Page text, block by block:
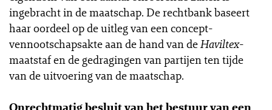
ingebracht in de maatschap. De rechtbank baseert
haar oordeel op de uitleg van een concept-
vennootschapsakte aan de hand van deHaviltex-
maatstaf en de gedragingen van partijen ten tijde
van de uitvoering van de maatschap.
Onrechtmatig besluit van het bestuur van een